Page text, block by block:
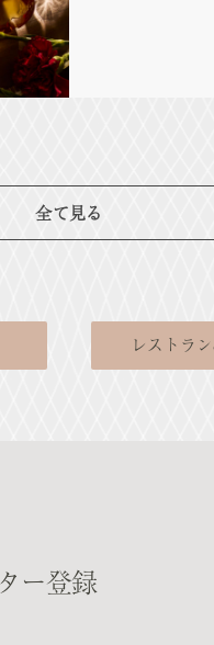
全て見る
レストラ
ー登録